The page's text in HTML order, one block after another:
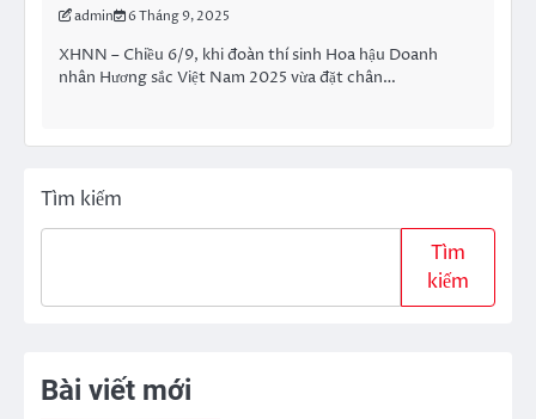
admin 6 Tháng 9, 2025
XHNN – Chiều 6/9, khi đoàn thí sinh Hoa hậu Doanh
nhân Hương sắc Việt Nam 2025 vừa đặt chân…
Tìm kiếm
Tìm
kiếm
Bài viết mới